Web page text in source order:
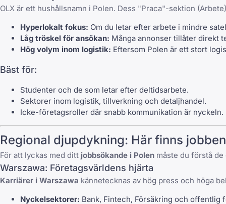
OLX är ett hushållsnamn i Polen. Dess "Praca"-sektion
Hyperlokalt fokus: Om du letar efter arbete i mindre
Låg tröskel för ansökan: Många annonser tillåter direkt
Hög volym inom logistik: Eftersom Polen är ett stort
Bäst för:
Studenter och de som letar efter deltidsarbete.
Sektorer inom logistik, tillverkning och detaljhandel.
Icke-företagsroller där snabb kommunikation är nyckeln.
Regional djupdykning: Här finns
För att lyckas med ditt jobbsökande i Polen måste du förstå
Warszawa: Företagsvärldens hjärta
Karriärer i Warszawa kännetecknas av hög press och höga
Nyckelsektorer: Bank, Fintech, Försäkring och offentlig